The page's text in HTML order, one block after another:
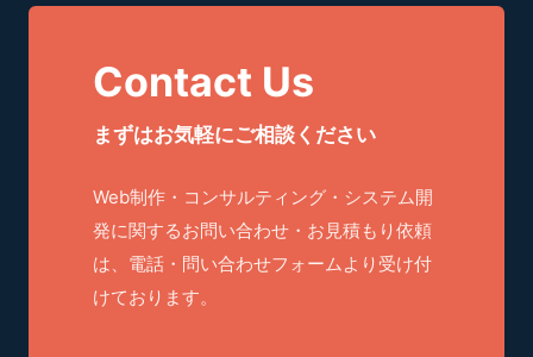
Contact Us
まずはお気軽にご相談ください
Web制作・コンサルティング・システム開
発に関するお問い合わせ・お見積もり依頼
は、電話・問い合わせフォームより受け付
けております。